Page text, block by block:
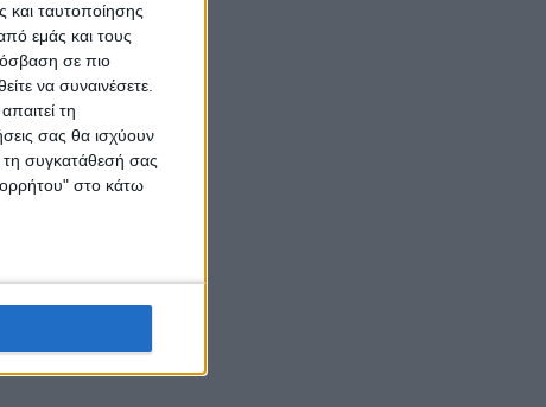
και ταυτοποίησης
εμάς και τους
σε πιο
να συναινέσετε.
τη
σας θα ισχύουν
τη συγκατάθεσή σας
στο κάτω